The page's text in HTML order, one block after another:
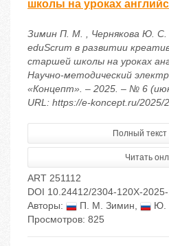
школы на уроках
Зимин П. М. , Чернякова Ю. С.
eduScrum в развитии
старшей школы на уроках
Научно-методический
«Концепт». – 2025. – № 6
URL: https://e-koncept.ru/2025/
Полный текст
Читать
ART 251112
DOI 10.24412/2304-120X-2025-
Авторы:
П. М. Зимин,
Ю.
Просмотров: 825